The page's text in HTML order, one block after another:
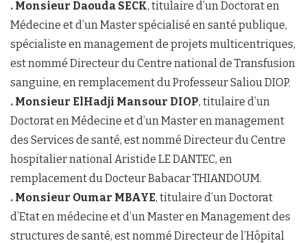
. Monsieur Daouda SECK, titulaire d’un Doctorat en
Médecine et d’un Master spécialisé en santé publique,
spécialiste en management de projets multicentriques,
est nommé Directeur du Centre national de Transfusion
sanguine, en remplacement du Professeur Saliou DIOP.
. Monsieur ElHadji Mansour DIOP, titulaire d’un
Doctorat en Médecine et d’un Master en management
des Services de santé, est nommé Directeur du Centre
hospitalier national Aristide LE DANTEC, en
remplacement du Docteur Babacar THIANDOUM.
. Monsieur Oumar MBAYE, titulaire d’un Doctorat
d’Etat en médecine et d’un Master en Management des
structures de santé, est nommé Directeur de l’Hôpital